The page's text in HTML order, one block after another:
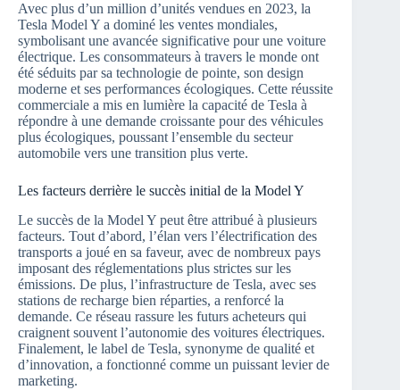
Avec plus d’un million d’unités vendues en 2023, la
Tesla Model Y a dominé les ventes mondiales,
symbolisant une avancée significative pour une voiture
électrique. Les consommateurs à travers le monde ont
été séduits par sa technologie de pointe, son design
moderne et ses performances écologiques. Cette réussite
commerciale a mis en lumière la capacité de Tesla à
répondre à une demande croissante pour des véhicules
plus écologiques, poussant l’ensemble du secteur
automobile vers une transition plus verte.
Les facteurs derrière le succès initial de la Model Y
Le succès de la Model Y peut être attribué à plusieurs
facteurs. Tout d’abord, l’élan vers l’électrification des
transports a joué en sa faveur, avec de nombreux pays
imposant des réglementations plus strictes sur les
émissions. De plus, l’infrastructure de Tesla, avec ses
stations de recharge bien réparties, a renforcé la
demande. Ce réseau rassure les futurs acheteurs qui
craignent souvent l’autonomie des voitures électriques.
Finalement, le label de Tesla, synonyme de qualité et
d’innovation, a fonctionné comme un puissant levier de
marketing.